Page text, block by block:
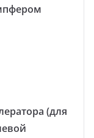
(для